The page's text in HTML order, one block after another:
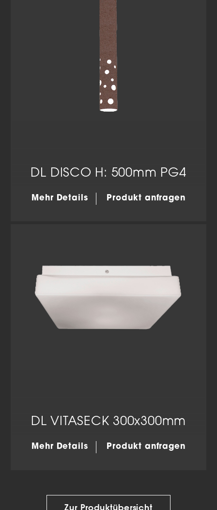
DL DISCO H: 500mm PG4
Mehr Details Produkt anfragen
DL VITASECK 300x300mm
Mehr Details Produkt anfragen
Zur Produktübersicht
Datenschutzerklärung